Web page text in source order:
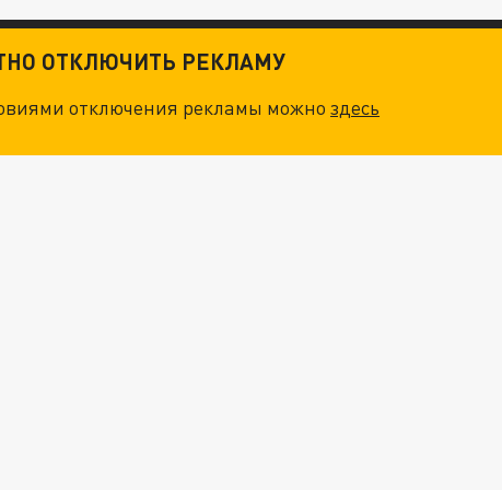
ОТКЛЮЧИТЬ РЕКЛАМУ
отключения рекламы можноздесь